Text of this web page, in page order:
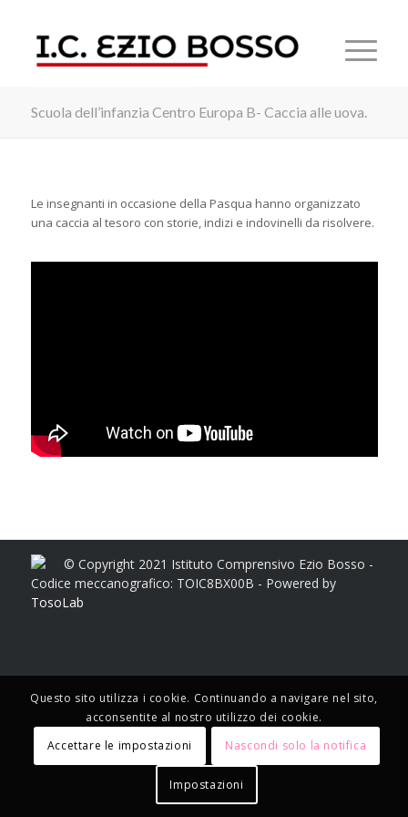
Scuola dell’infanzia Centro Europa B- Caccia alle uova.
Le insegnanti in occasione della Pasqua hanno organizzato
una caccia al tesoro con storie, indizi e indovinelli da risolvere.
© Copyright 2021 Istituto Comprensivo Ezio Bosso -
Codice meccanografico: TOIC8BX00B - Powered by
TosoLab
Questo sito utilizza i cookie. Continuando a navigare nel sito,
acconsentite al nostro utilizzo dei cookie.
Accettare le impostazioni
Nascondi solo la notifica
Impostazioni